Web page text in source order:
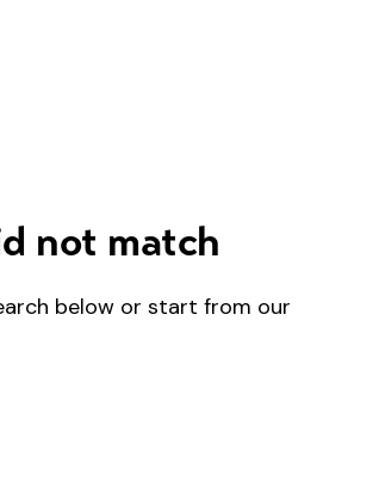
not match
below or start from our